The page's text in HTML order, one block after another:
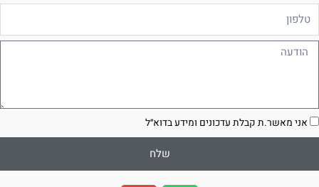
אני מאשר.ת קבלת עדכונים ומידע בדוא״ל
שלח